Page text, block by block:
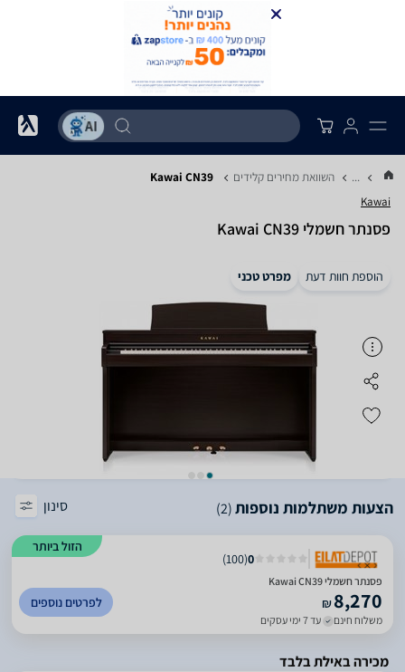
... השוואת מחירים קלידים Kawai CN39
Kawai
‏פסנתר חשמלי Kawai CN39
הוספת חוות דעת מפרט טכני
הצעות משתלמות נוספות(2) סינון
הזול ביותר
0
(
100
)
פסנתר חשמלי Kawai CN39
₪8,270
משלוח חינם עד 7 ימי עסקים
לפרטים נוספים
מכירה באילת בלבד